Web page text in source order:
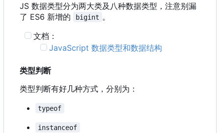
JS 数据类型分为两大类及八种数据类型，注意别漏
了 ES6 新增的
bigint 。
文档：
JavaScript 数据类型和数据结构
类型判断
类型判断有好几种方式，分别为：
typeof
instanceof